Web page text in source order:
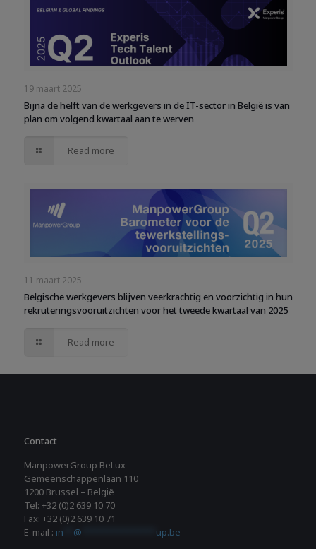
19 maart 2025
Bijna de helft van de werkgevers in de IT-sector in België is van
plan om volgend kwartaal aan te werven
Read more
11 maart 2025
Belgische werkgevers blijven veerkrachtig en voorzichtig in hun
rekruteringsvooruitzichten voor het tweede kwartaal van 2025
Read more
Contact
ManpowerGroup BeLux
Gemeenschappenlaan 110
1200 Brussel – België
Tel: +32 (0)2 639 10 70
Fax: +32 (0)2 639 10 71
E-mail : in @
up.be